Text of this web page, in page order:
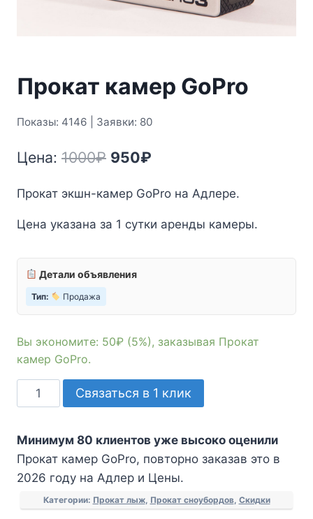
Прокат камер GoPro
Показы: 4146 | Заявки: 80
Цена: 1000₽ Первоначальная
составляла
1000₽.
950₽
950₽.
Прокат экшн-камер GoPro на Адлере.
Цена указана за 1 сутки аренды камеры.
Детали объявления
Тип: Продажа
Вы экономите: 50₽ (5%), заказывая Прокат
камер GoPro.
Количество
товара
камер
GoPro
Связаться в 1 клик
Минимум 80 клиентов уже высоко оценили
Прокат камер GoPro, повторно заказав это в
2026 году на Адлер и Цены.
Категории: Прокат лыж, Прокат сноубордов, Скидки